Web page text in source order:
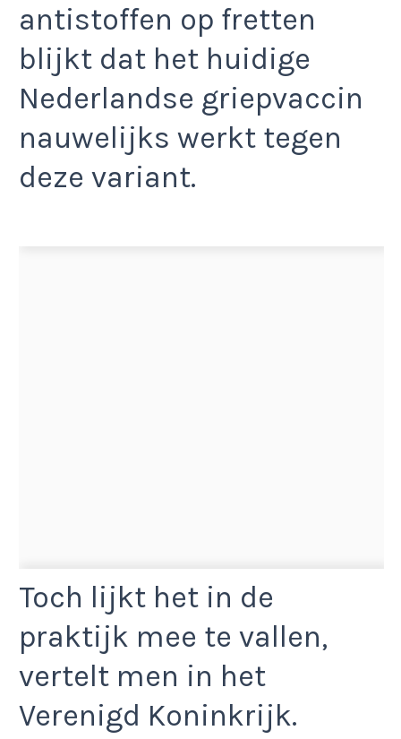
antistoffen op fretten
blijkt dat het huidige
Nederlandse griepvaccin
nauwelijks werkt tegen
deze variant.
Toch lijkt het in de
praktijk mee te vallen,
vertelt men in het
Verenigd Koninkrijk.